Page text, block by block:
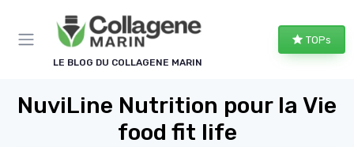
LE BLOG DU COLLAGENE MARIN
TOPs
NuviLine Nutrition pour la Vie
food fit life